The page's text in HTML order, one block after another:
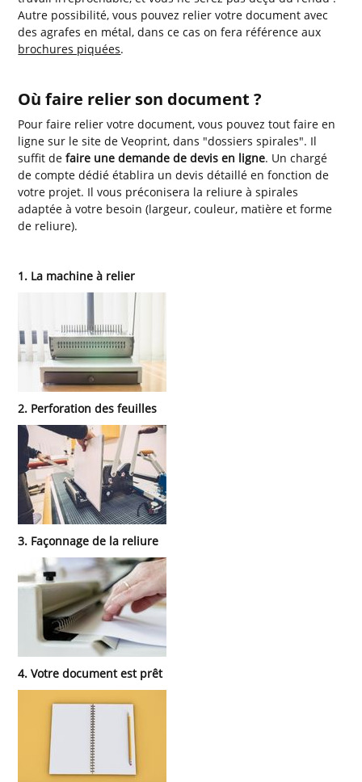
Autre possibilité, vous pouvez relier votre document avec
des agrafes en métal, dans ce cas on fera référence aux
brochures piquées.
Où faire relier son document ?
Pour faire relier votre document, vous pouvez tout faire en
ligne sur le site de Veoprint, dans "dossiers spirales". Il
suffit defaire une demande de devis en ligne. Un chargé
de compte dédié établira un devis détaillé en fonction de
votre projet. Il vous préconisera la reliure à spirales
adaptée à votre besoin (largeur, couleur, matière et forme
de reliure).
1. La machine à relier
2. Perforation des feuilles
3. Façonnage de la reliure
4. Votre document est prêt